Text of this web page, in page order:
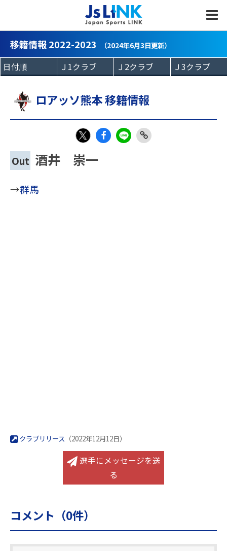
移籍情報 2022-2023 （2024年6月3日更新）
ロアッソ熊本 移籍情報
X
Out 酒井 崇一
→群馬
クラブリリース （2022年12月12日）
選手にメッセージを送
る
コメント（0件）